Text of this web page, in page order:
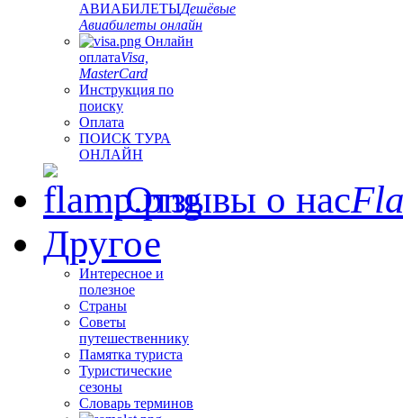
АВИАБИЛЕТЫДешёвые
Авиабилеты онлайн
Онлайн
оплатаVisa,
MasterCard
Инструкция по
поиску
Оплата
ПОИСК ТУРА
ОНЛАЙН
Отзывы о нас
Другое
Интересное и
полезное
Страны
Советы
путешественнику
Памятка туриста
Туристические
сезоны
Словарь терминов